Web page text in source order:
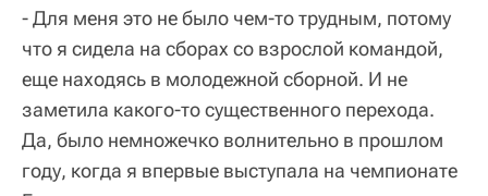
- Для меня это не было чем-то трудным, потому
что я сидела на сборах со взрослой командой,
еще находясь в молодежной сборной. И не
заметила какого-то существенного перехода.
Да, было немножечко волнительно в прошлом
году, когда я впервые выступала на чемпионате